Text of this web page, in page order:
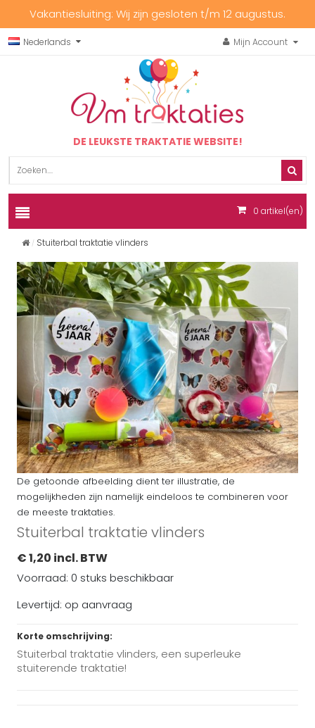
Vakantiesluiting: Wij zijn gesloten t/m 12 augustus.
Nederlands Mijn Account
DE LEUKSTE TRAKTATIE WEBSITE!
0 artikel(en)
Stuiterbal traktatie vlinders
De getoonde afbeelding dient ter illustratie, de
mogelijkheden zijn namelijk eindeloos te combineren voor
de meeste traktaties.
Stuiterbal traktatie vlinders
€ 1,20 incl. BTW
Voorraad: 0 stuks beschikbaar
Levertijd: op aanvraag
Korte omschrijving:
Stuiterbal traktatie vlinders, een superleuke
stuiterende traktatie!